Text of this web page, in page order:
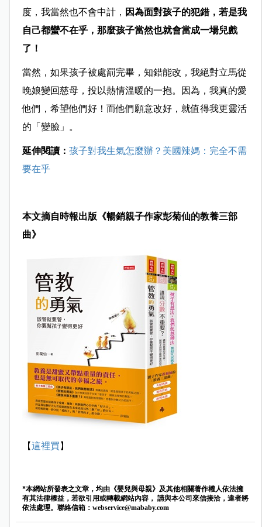
度，我當然也不會中計， 因為面對孩子的犯錯，若是我
自己都蠻不在乎，那麼孩子當然也就會當成一場兒戲
了！
當然，如果孩子被處罰完畢，知錯能改，我絕對立馬從
晚娘變回慈母，投以熱情溫暖的一抱。因為，我真的愛
他們，希望他們好！而他們願意改好，就值得我更靈活
的「變臉」。
延伸閱讀： 孩子對我生氣怎麼辦？美國辣媽：完全不需
要在乎
本文摘自時報出版《暢銷親子作家彭菊仙的教養三部
曲》
【這裡買 】
*本網站所發表之文章，均由《嬰兒與母親》及其他相關著作權人依法擁
有其法律權益，若欲引用或轉載網站內容， 請與本公司來信接洽，違者將
依法處理。聯絡信箱： webservice@mababy.com